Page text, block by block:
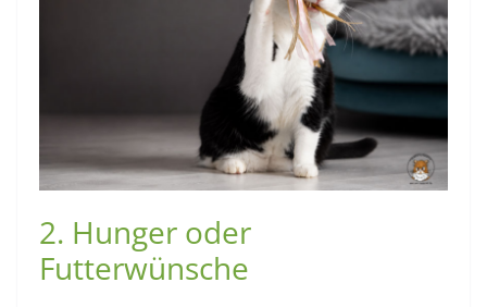
2. Hunger oder
Futterwünsche